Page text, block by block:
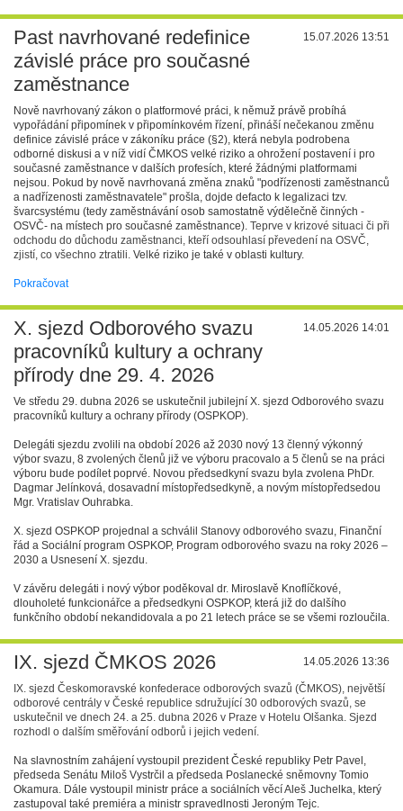
Past navrhované redefinice
závislé práce pro současné
zaměstnance
15.07.2026 13:51
Nově navrhovaný zákon o platformové práci, k němuž právě probíhá
vypořádání připomínek v připomínkovém řízení, přináší nečekanou změnu
definice závislé práce v zákoníku práce (§2), která nebyla podrobena
odborné diskusi a v níž vidí ČMKOS velké riziko a ohrožení postavení i pro
současné zaměstnance v dalších profesích, které žádnými platformami
nejsou. Pokud by nově navrhovaná změna znaků "podřízenosti zaměstnanců
a nadřízenosti zaměstnavatele" prošla, dojde defacto k legalizaci tzv.
švarcsystému (tedy zaměstnávání osob samostatně výdělečně činných -
OSVČ- na místech pro současné zaměstnance). Teprve v krizové situaci či při
odchodu do důchodu zaměstnanci, kteří odsouhlasí převedení na OSVČ,
zjistí, co všechno ztratili. Velké riziko je také v oblasti kultury.
Pokračovat
X. sjezd Odborového svazu
pracovníků kultury a ochrany
přírody dne 29. 4. 2026
14.05.2026 14:01
Ve středu 29. dubna 2026 se uskutečnil jubilejní X. sjezd Odborového svazu
pracovníků kultury a ochrany přírody (OSPKOP).
Delegáti sjezdu zvolili na období 2026 až 2030 nový 13 členný výkonný
výbor svazu, 8 zvolených členů již ve výboru pracovalo a 5 členů se na práci
výboru bude podílet poprvé. Novou předsedkyní svazu byla zvolena PhDr.
Dagmar Jelínková, dosavadní místopředsedkyně, a novým místopředsedou
Mgr. Vratislav Ouhrabka.
X. sjezd OSPKOP projednal a schválil Stanovy odborového svazu, Finanční
řád a Sociální program OSPKOP, Program odborového svazu na roky 2026 –
2030 a Usnesení X. sjezdu.
V závěru delegáti i nový výbor poděkoval dr. Miroslavě Knoflíčkové,
dlouholeté funkcionářce a předsedkyni OSPKOP, která již do dalšího
funkčního období nekandidovala a po 21 letech práce se se všemi rozloučila.
IX. sjezd ČMKOS 2026 14.05.2026 13:36
IX. sjezd Českomoravské konfederace odborových svazů (ČMKOS), největší
odborové centrály v České republice sdružující 30 odborových svazů, se
uskutečnil ve dnech 24. a 25. dubna 2026 v Praze v Hotelu Olšanka. Sjezd
rozhodl o dalším směřování odborů i jejich vedení.
Na slavnostním zahájení vystoupil prezident České republiky Petr Pavel,
předseda Senátu Miloš Vystrčil a předseda Poslanecké sněmovny Tomio
Okamura. Dále vystoupil ministr práce a sociálních věcí Aleš Juchelka, který
zastupoval také premiéra a ministr spravedlnosti Jeroným Tejc.